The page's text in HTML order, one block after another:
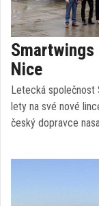
Nice
Letecká společnost
lety na své nové
český dopravce